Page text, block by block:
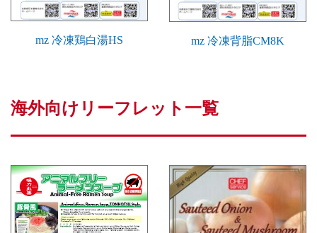
mz 冷凍鶏白湯HS mz 冷凍背脂CM8K
海外向けリーフレット一覧